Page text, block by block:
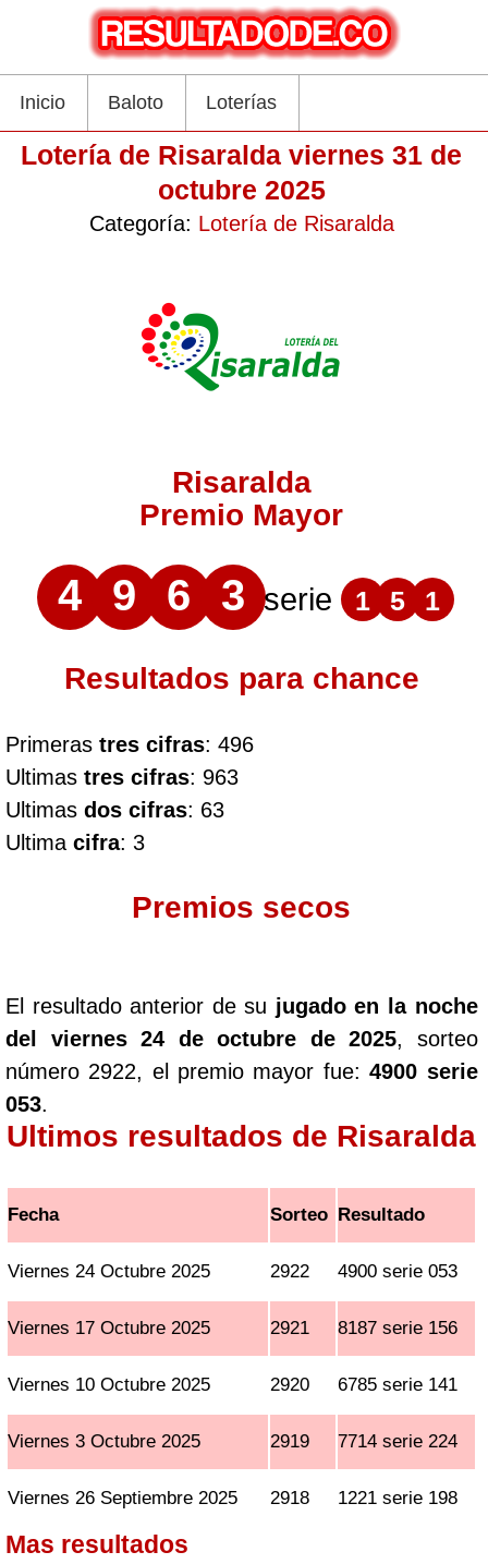
Inicio Baloto Loterías
Lotería de Risaralda viernes 31 de
octubre 2025
Categoría: Lotería de Risaralda
Risaralda
Premio Mayor
4 9 6 3 serie 1 5 1
Resultados para chance
Primeras tres cifras: 496
Ultimas tres cifras: 963
Ultimas dos cifras: 63
Ultima cifra: 3
Premios secos
El resultado anterior de su jugado en la noche
del viernes 24 de octubre de 2025, sorteo
número 2922, el premio mayor fue:4900 serie
053.
Ultimos resultados de Risaralda
Fecha Sorteo Resultado
Viernes 24 Octubre 2025 2922 4900 serie 053
Viernes 17 Octubre 2025 2921 8187 serie 156
Viernes 10 Octubre 2025 2920 6785 serie 141
Viernes 3 Octubre 2025 2919 7714 serie 224
Viernes 26 Septiembre 2025 2918 1221 serie 198
Mas resultados